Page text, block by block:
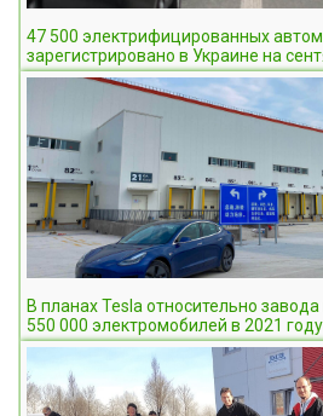
47 500 электрифицированных
зарегистрировано в Украине на
В планах Tesla относительно
550 000 электромобилей в 2021 году